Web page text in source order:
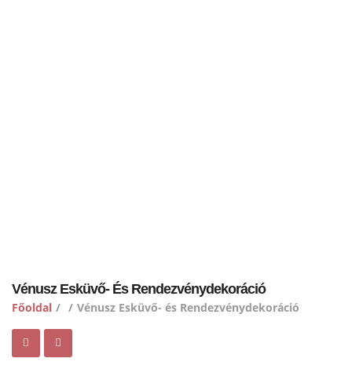
Vénusz Esküvő- És Rendezvénydekoráció
Főoldal / / Vénusz Esküvő- és Rendezvénydekoráció